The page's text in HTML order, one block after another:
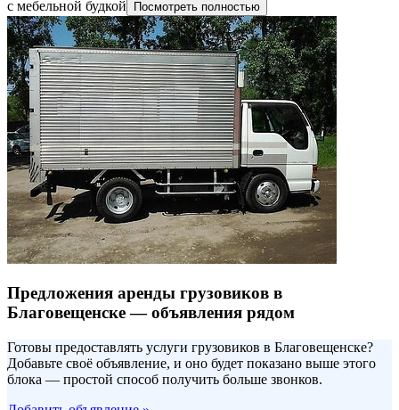
с мебельной будкой Посмотреть полностью
Предложения аренды грузовиков в
Благовещенске — объявления рядом
Готовы предоставлять услуги грузовиков в Благовещенске?
Добавьте своё объявление, и оно будет показано выше этого
блока — простой способ получить больше звонков.